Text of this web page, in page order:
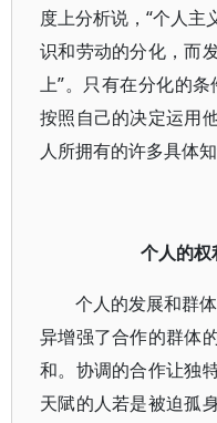
度上分析说，“个人主
识和劳动的分化，而
上”。只有在分化的
按照自己的决定运用
人所拥有的许多具体
个人的
个人的发展和群
异增强了合作的群体
和。协调的合作让独
天陚的人若是被迫孤